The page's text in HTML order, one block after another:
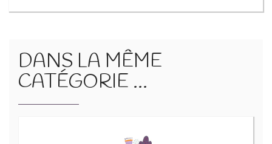
DANS LA MÊME
CATÉGORIE ...